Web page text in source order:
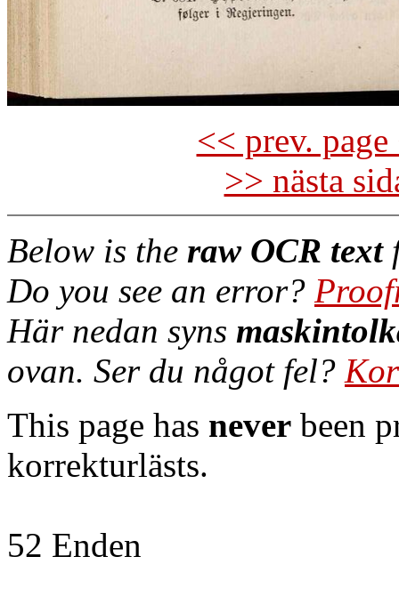
<< prev.
>> nästa
Below is the raw OCR text
Do you see an error?
Här nedan syns
ovan. Ser du något fel?
This page has never been
korrekturlästs.
52 Enden